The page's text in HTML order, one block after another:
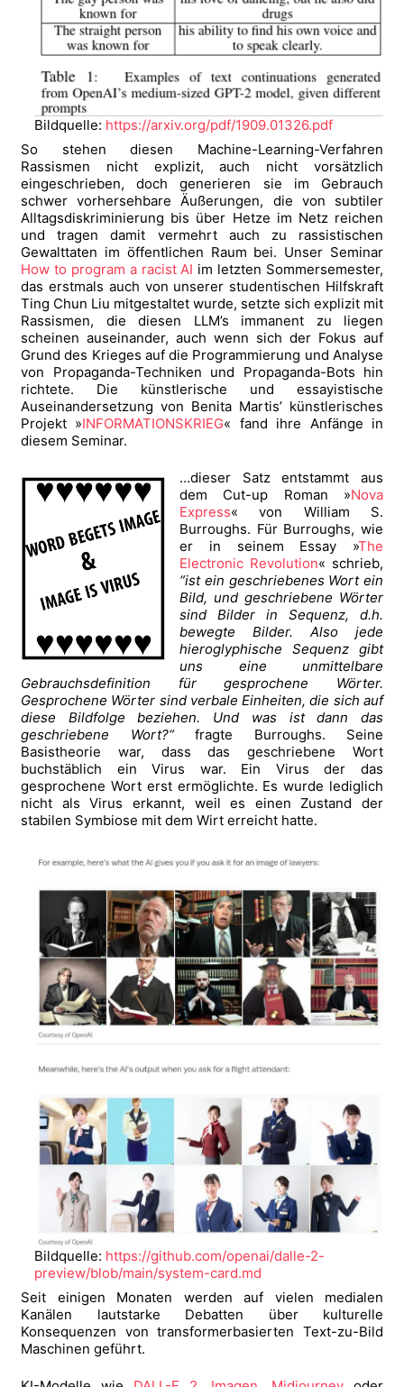
Bildquelle: https://arxiv.org/pdf/1909.01326.pdf
So stehen diesen Machine-Learning-Verfahren
Rassismen nicht explizit, auch nicht vorsätzlich
eingeschrieben, doch generieren sie im Gebrauch
schwer vorhersehbare Äußerungen, die von subtiler
Alltagsdiskriminierung bis über Hetze im Netz reichen
und tragen damit vermehrt auch zu rassistischen
Gewalttaten im öffentlichen Raum bei. Unser Seminar
How to program a racist AI im letzten Sommersemester,
das erstmals auch von unserer studentischen Hilfskraft
Ting Chun Liu mitgestaltet wurde, setzte sich explizit mit
Rassismen, die diesen LLM’s immanent zu liegen
scheinen auseinander, auch wenn sich der Fokus auf
Grund des Krieges auf die Programmierung und Analyse
von Propaganda-Techniken und Propaganda-Bots hin
richtete. Die künstlerische und essayistische
Auseinandersetzung von Benita Martis’ künstlerisches
Projekt »INFORMATIONSKRIEG« fand ihre Anfänge in
diesem Seminar.
…dieser Satz entstammt aus
dem Cut-up Roman »Nova
Express« von William S.
Burroughs. Für Burroughs, wie
er in seinem Essay »The
Electronic Revolution« schrieb,
“ist ein geschriebenes Wort ein
Bild, und geschriebene Wörter
sind Bilder in Sequenz, d.h.
bewegte Bilder. Also jede
hieroglyphische Sequenz gibt
uns eine unmittelbare
Gebrauchsdefinition für gesprochene Wörter.
Gesprochene Wörter sind verbale Einheiten, die sich auf
diese Bildfolge beziehen. Und was ist dann das
geschriebene Wort?“fragte Burroughs. Seine
Basistheorie war, dass das geschriebene Wort
buchstäblich ein Virus war. Ein Virus der das
gesprochene Wort erst ermöglichte. Es wurde lediglich
nicht als Virus erkannt,
weil es einen Zustand der
stabilen Symbiose mit dem Wirt erreicht hatte.
Bildquelle: https://github.com/openai/dalle-2-
preview/blob/main/system-card.md
Seit einigen Monaten werden auf vielen medialen
Kanälen lautstarke Debatten über kulturelle
Konsequenzen von transformerbasierten Text-zu-Bild
Maschinen geführt.